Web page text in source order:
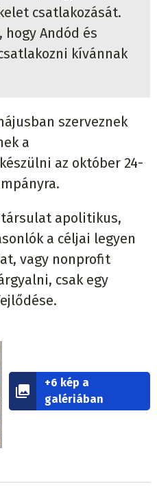
csatlakozását.
hogy Andód és
kívánnak
szerveznek
a
az október 24-
társulat apolitikus,
a céljai legyen
vagy nonprofit
csak egy
+6 kép a
galériában